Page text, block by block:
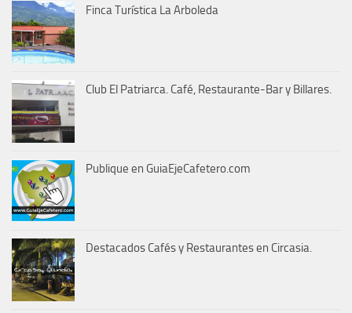
Finca Turística La Arboleda
Club El Patriarca. Café, Restaurante-Bar y Billares.
Publique en GuiaEjeCafetero.com
Destacados Cafés y Restaurantes en Circasia.